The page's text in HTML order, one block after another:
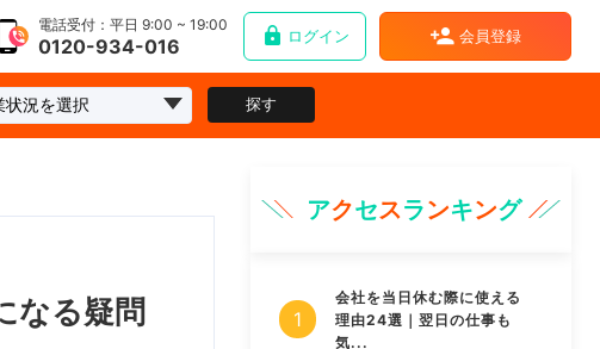
電話受付：平日 9:00 ~ 19:00
0120-934-016 ログイン 会員登録
探す
なる疑問
アクセスランキング
会社を当日休む際に使える
理由24選｜翌日の仕事も
気...